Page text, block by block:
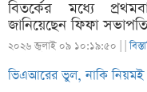
বিতর্কের মধ্যে
জানিয়েছেন ফিফা
২০২৬ জুলাই ০৯ ১০:১৯:৫০ | |
ভিএআরের ভুল, নাকি নিয়মই